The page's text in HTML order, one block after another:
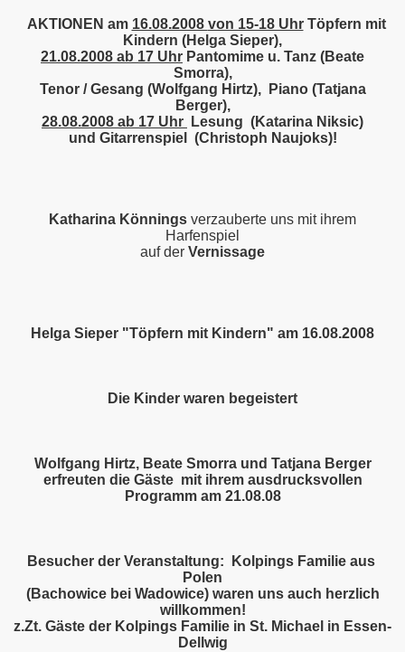
AKTIONEN am 16.08.2008 von 15-18 UhrTöpfern mit
Kindern (Helga Sieper),
21.08.2008 ab 17 Uhr Pantomime u. Tanz (Beate
Smorra),
Tenor / Gesang (Wolfgang Hirtz), Piano (Tatjana
Berger),
28.08.2008 ab 17 Uhr
Lesung (Katarina Niksic)
und Gitarrenspiel (Christoph Naujoks)!
Katharina Könnings verzauberte uns mit ihrem
Harfenspiel
auf der Vernissage
Helga Sieper "Töpfern mit Kindern" am 16.08.2008
Die Kinder waren begeistert
Wolfgang Hirtz, Beate Smorra und Tatjana Berger
erfreuten die Gäste mit ihrem ausdrucksvollen
Programm am 21.08.08
Besucher der Veranstaltung: Kolpings Familie aus
Polen
(Bachowice bei Wadowice) waren uns auch herzlich
willkommen!
z.Zt. Gäste der Kolpings Familie in St. Michael in Essen-
Dellwig